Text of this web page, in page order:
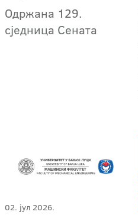
Одржана 129.
сједница Сената
02. јул 2026.